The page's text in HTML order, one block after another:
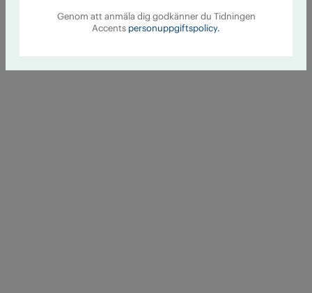
Genom att anmäla dig godkänner du Tidningen
Accents personuppgiftspolicy.